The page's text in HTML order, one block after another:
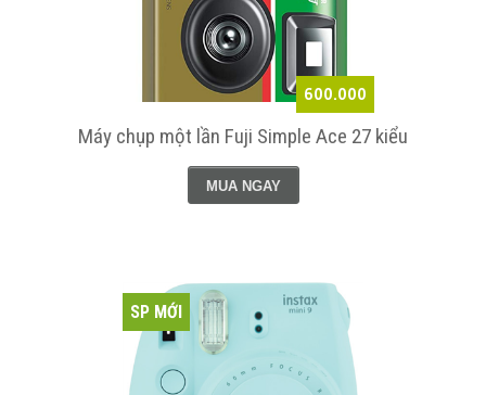
600.000
Máy chụp một lần Fuji Simple Ace 27 kiểu
MUA NGAY
SP MỚI